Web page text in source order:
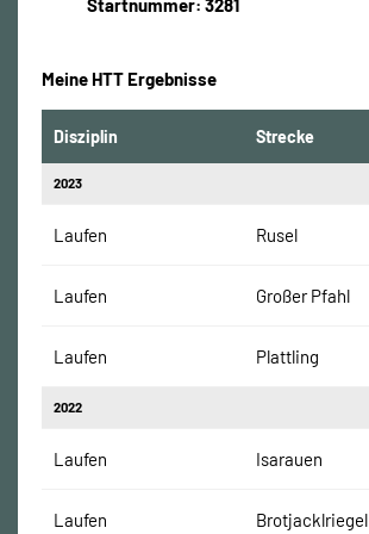
Startnummer: 3281
Meine HTT Ergebnisse
Disziplin Strecke
2023
Laufen Rusel
Laufen Großer Pfahl
Laufen Plattling
2022
Laufen Isarauen
Laufen Brotjacklriegel